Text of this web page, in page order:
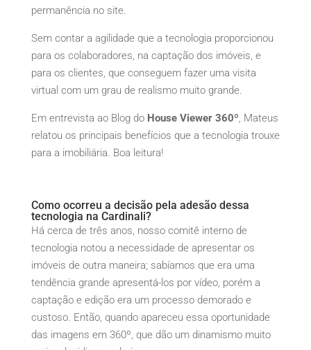
permanência no site.
Sem contar a agilidade que a tecnologia proporcionou
para os colaboradores, na captação dos imóveis, e
para os clientes, que conseguem fazer uma visita
virtual com um grau de realismo muito grande.
Em entrevista ao Blog do House Viewer 360º, Mateus
relatou os principais benefícios que a tecnologia trouxe
para a imobiliária. Boa leitura!
Como ocorreu a decisão pela adesão dessa
tecnologia na Cardinali?
Há cerca de três anos, nosso comitê interno de
tecnologia notou a necessidade de apresentar os
imóveis de outra maneira; sabíamos que era uma
tendência grande apresentá-los por vídeo, porém a
captação e edição era um processo demorado e
custoso. Então, quando apareceu essa oportunidade
das imagens em 360º, que dão um dinamismo muito